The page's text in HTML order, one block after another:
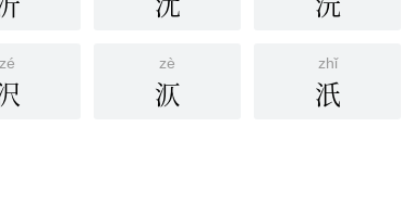
zé zè
㳁
zhǐ
汦